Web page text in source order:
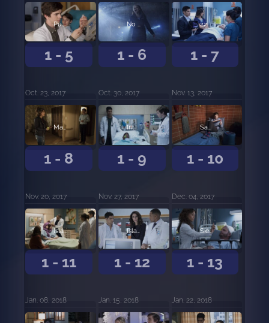
1 - 5
Punto tres porciento.
Oct. 23, 2017
1 - 6
Oct. 30, 2017
1 - 7
22 pasos.
Nov. 13, 2017
1 - 8
Manzana.
Nov. 20, 2017
1 - 9
Intangibles.
Nov. 27, 2017
1 - 10
Sacrificio.
Dec. 04, 2017
1 - 11
Islas, primera parte.
Jan. 08, 2018
1 - 12
Islas, segunda parte.
Jan. 15, 2018
1 - 13
Siete respuestas.
Jan. 22, 2018